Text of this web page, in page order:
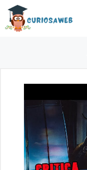
Saltar
contenido